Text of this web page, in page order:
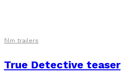
film trailers
True Detective teaser